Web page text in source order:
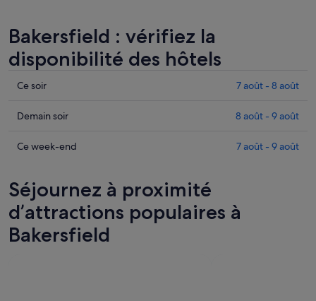
Bakersfield : vérifiez la
disponibilité des hôtels
Consulter
prix
Bakersfield
nuit,
7
août
-
Ce soir 7 août - 8 août
Consulter
prix
pour
demain
soir,
8
Demain soir 8 août - 9 août
Consulter
à
Bakersfield
pour
ce
Ce week-end 7 août - 9 août
Séjournez à proximité
d’attractions populaires à
Bakersfield